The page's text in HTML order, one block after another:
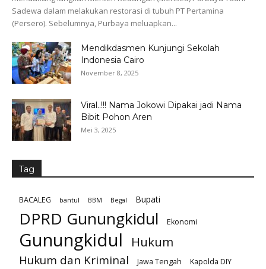
Sadewa dalam melakukan restorasi di tubuh PT Pertamina
(Persero). Sebelumnya, Purbaya meluapkan...
Mendikdasmen Kunjungi Sekolah
Indonesia Cairo
November 8, 2025
Viral..!!! Nama Jokowi Dipakai jadi Nama
Bibit Pohon Aren
Mei 3, 2025
Tag
BACALEG bantul BBM Begal Bupati
DPRD Gunungkidul Ekonomi
Gunungkidul Hukum
Hukum dan Kriminal Jawa Tengah
Kapolda DIY